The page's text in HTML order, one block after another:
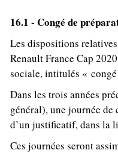
16.1 - Congé de
Les dispositions
Renault France Cap
sociale, intitulés «
Dans les trois années
général), une journée de
d’un justificatif, dans la
Ces journées seront